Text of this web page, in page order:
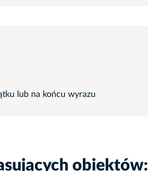
lub na końcu wyrazu
obiektów: